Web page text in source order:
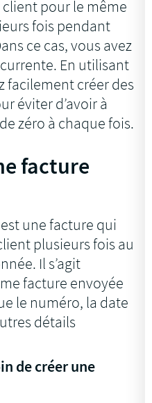
pour le même
fois pendant
ce cas, vous avez
En utilisant
facilement créer des
éviter d’avoir à
zéro à chaque fois.
facture
une facture qui
plusieurs fois au
Il s’agit
facture envoyée
le numéro, la date
détails
de créer une